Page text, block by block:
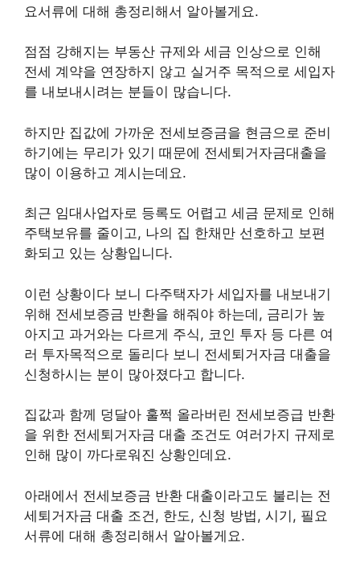
요서류에 대해 총정리해서 알아볼게요.
점점 강해지는 부동산 규제와 세금 인상으로 인해
전세 계약을 연장하지 않고 실거주 목적으로 세입자
를 내보내시려는 분들이 많습니다.
하지만 집값에 가까운 전세보증금을 현금으로 준비
하기에는 무리가 있기 때문에 전세퇴거자금대출을
많이 이용하고 계시는데요.
최근 임대사업자로 등록도 어렵고 세금 문제로 인해
주택보유를 줄이고, 나의 집 한채만 선호하고 보편
화되고 있는 상황입니다.
이런 상황이다 보니 다주택자가 세입자를 내보내기
위해 전세보증금 반환을 해줘야 하는데, 금리가 높
아지고 과거와는 다르게 주식, 코인 투자 등 다른 여
러 투자목적으로 돌리다 보니 전세퇴거자금 대출을
신청하시는 분이 많아졌다고 합니다.
집값과 함께 덩달아 훌쩍 올라버린 전세보증급 반환
을 위한 전세퇴거자금 대출 조건도 여러가지 규제로
인해 많이 까다로워진 상황인데요.
아래에서 전세보증금 반환 대출이라고도 불리는 전
세퇴거자금 대출 조건, 한도, 신청 방법, 시기, 필요
서류에 대해 총정리해서 알아볼게요.